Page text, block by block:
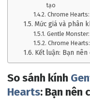
tạo
Chrome
Mức giá và phân
Gentle
Chrome
Kết luận: Bạn nên
So sánh kính
Hearts: Bạn nên